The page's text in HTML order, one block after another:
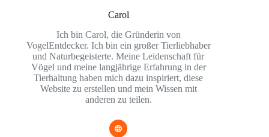
Carol
Ich bin Carol, die Gründerin von
VogelEntdecker. Ich bin ein großer Tierliebhaber
und Naturbegeisterte. Meine Leidenschaft für
Vögel und meine langjährige Erfahrung in der
Tierhaltung haben mich dazu inspiriert, diese
Website zu erstellen und mein Wissen mit
anderen zu teilen.